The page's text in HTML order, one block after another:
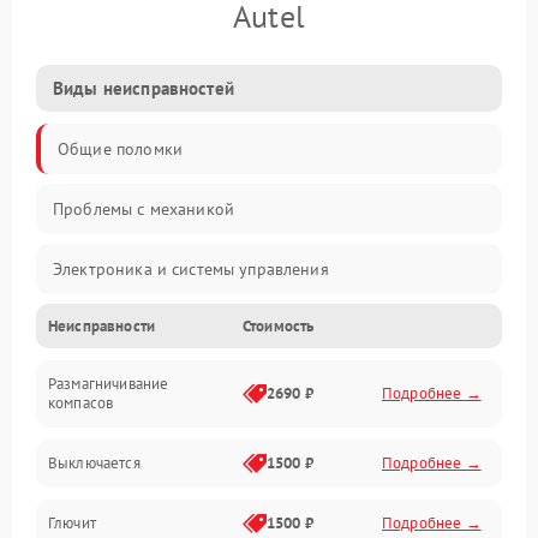
Autel
Виды неисправностей
Общие поломки
Проблемы с механикой
Электроника и системы управления
Проблемы с сигналом
Двигатели и силовая установка
Неисправности Стоимость
Размагничивание
компасов
2690 ₽ Подробнее →
Выключается 1500 ₽ Подробнее →
Глючит 1500 ₽ Подробнее →